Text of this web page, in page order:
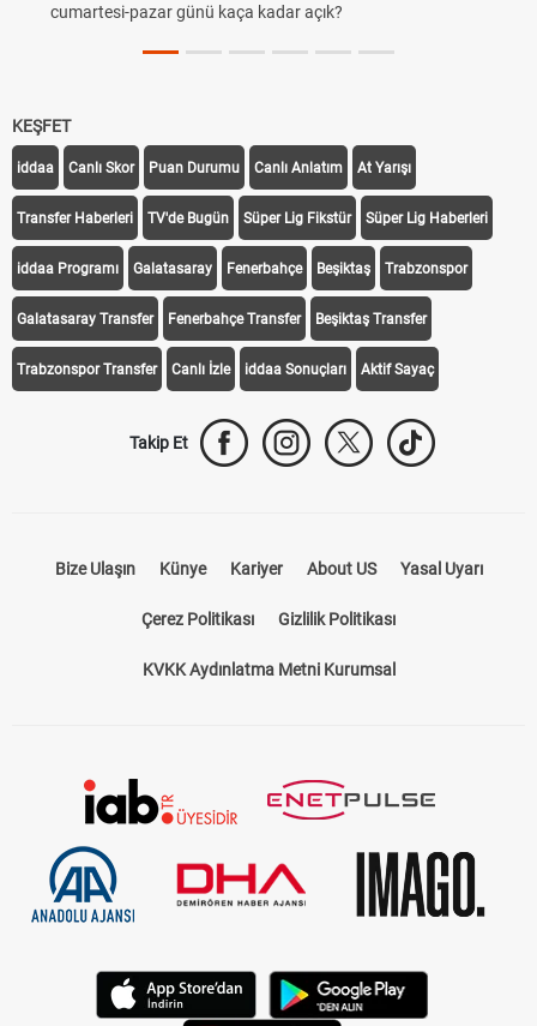
Türkiye'de Transfer Dönemi Ne Zaman
KEŞFET
iddaa Canlı Skor Puan Durumu Canlı Anlatım At Yarışı
Transfer Haberleri TV'de Bugün Süper Lig Fikstür Süper Lig Haberleri
iddaa Programı Galatasaray Fenerbahçe Beşiktaş Trabzonspor
Galatasaray Transfer Fenerbahçe Transfer Beşiktaş Transfer
Trabzonspor Transfer Canlı İzle iddaa Sonuçları Aktif Sayaç
Takip Et
Bize Ulaşın Künye Kariyer About US Yasal Uyarı
Çerez Politikası Gizlilik Politikası
KVKK Aydınlatma Metni Kurumsal